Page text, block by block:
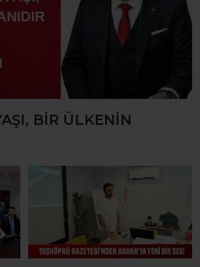
BİR ÜLKENİN